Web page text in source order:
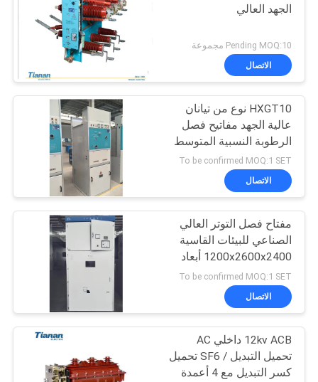
مراقبة
الجودة
اتصل
أخبار
اطلب
اقتباس
خريطة
الموقع
الجهد العالي
Pending MOQ:10 مجموعة
الاتصال
HXGT10 نوع من تيانان
عالية الجهد مفاتيح فصل
الرطوبة النسبية المتوسط
اليومي:≤95%؛فم
المتوسط:≤90%
To be confirmed MOQ:1 SET
الاتصال
مفتاح فصل التوتر العالي
الصناعي للبيئات القاسية
1200x2600x2400 أبعاد
To be confirmed MOQ:1 SET
الاتصال
12kv ACB داخلي AC
تحميل التبديل / SF6 تحميل
كسر التبديل مع 4 أعمدة